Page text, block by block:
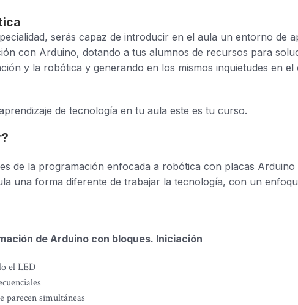
serás capaz de introducir en el aula un entorno de
con Arduino, dotando a tus alumnos de recursos para
y la robótica y generando en los mismos inquietudes en el
de tecnología en tu aula este es tu curso.
de la programación enfocada a robótica con placas
una forma diferente de trabajar la tecnología, con un
de Arduino con bloques. Iniciación
el LED
parecen simultáneas